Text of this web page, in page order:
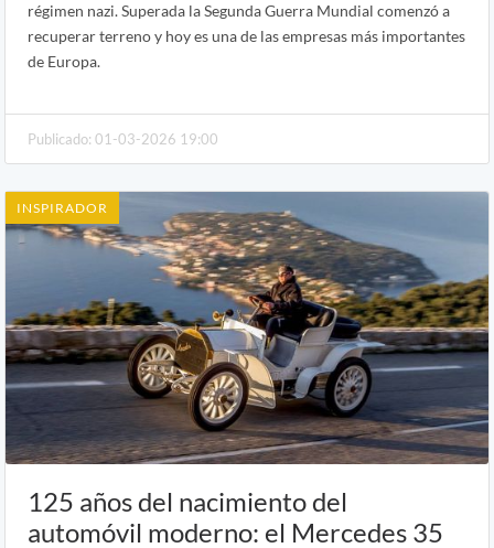
régimen nazi. Superada la Segunda Guerra Mundial comenzó a
recuperar terreno y hoy es una de las empresas más importantes
de Europa.
Publicado: 01-03-2026 19:00
INSPIRADOR
125 años del nacimiento del
automóvil moderno: el Mercedes 35